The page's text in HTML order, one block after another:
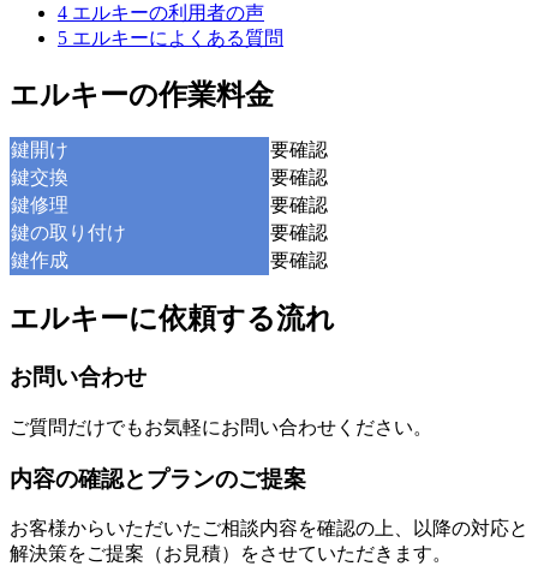
4 エルキーの利用者の声
5 エルキーによくある質問
エルキーの作業料金
鍵開け
要確認
鍵交換
要確認
鍵修理
要確認
鍵の取り付け
要確認
鍵作成
要確認
エルキーに依頼する流れ
お問い合わせ
ご質問だけでもお気軽にお問い合わせください。
内容の確認とプランのご提案
お客様からいただいたご相談内容を確認の上、以降の対応と
解決策をご提案（お見積）をさせていただきます。